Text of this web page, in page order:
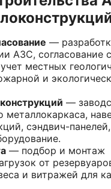
—
АЗС, согласование с
местных
и
—
металлокаркаса,
сэндвич-панелей,
— подбор и монтаж
от
и витражей для